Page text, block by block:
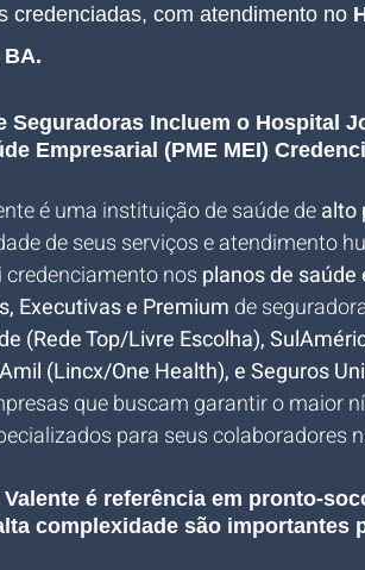
credenciadas, com atendimento no
Seguradoras Incluem o Hospital
Empresarial (PME MEI)
é uma instituição de saúde de alto
de seus serviços e atendimento
credenciamento nos planos de saúde
Executivas e Premium de
(Rede Top/Livre Escolha),
(Lincx/One Health), e Seguros
que buscam garantir o maior
para seus colaboradores
é referência em pronto-
complexidade são importantes